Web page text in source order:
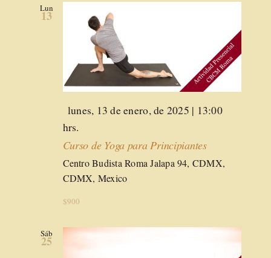
Lun
13
Destacado
lunes, 13 de enero, de 2025 | 13:00
hrs.
Curso de Yoga para Principiantes
Centro Budista RomaJalapa 94, CDMX,
CDMX, Mexico
$900
Sáb
25